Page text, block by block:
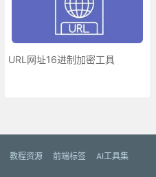
URL网址16进制加密工具
教程资源 前端标签
AI工具集